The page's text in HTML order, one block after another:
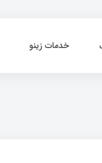
خدمات زینو